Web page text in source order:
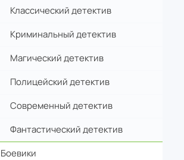
Классический детектив
Криминальный детектив
Магический детектив
Полицейский детектив
Современный детектив
Фантастический детектив
Боевики